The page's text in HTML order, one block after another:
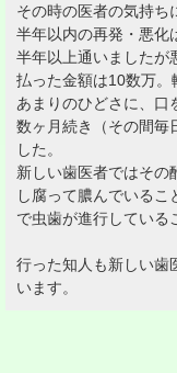
その時の医者の気持ち
半年以内の再発・悪化
半年以上通いましたが
払った金額は10数万。
あまりのひどさに、口
数ヶ月続き（その間毎
した。
新しい歯医者ではその
し腐って膿んでいる
で虫歯が進行している
行った知人も新しい歯
います。